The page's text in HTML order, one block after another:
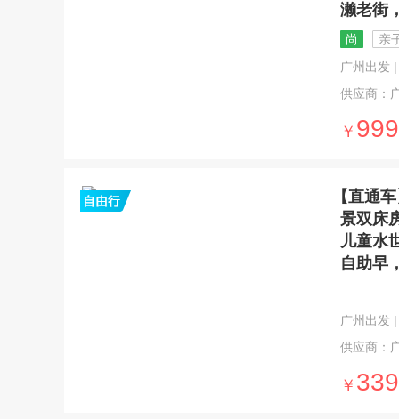
濑老街
尚
亲
广州出发
供应商：
￥ 999
【直通
景双床
儿童水
自助早
广州出发
供应商：
￥ 339